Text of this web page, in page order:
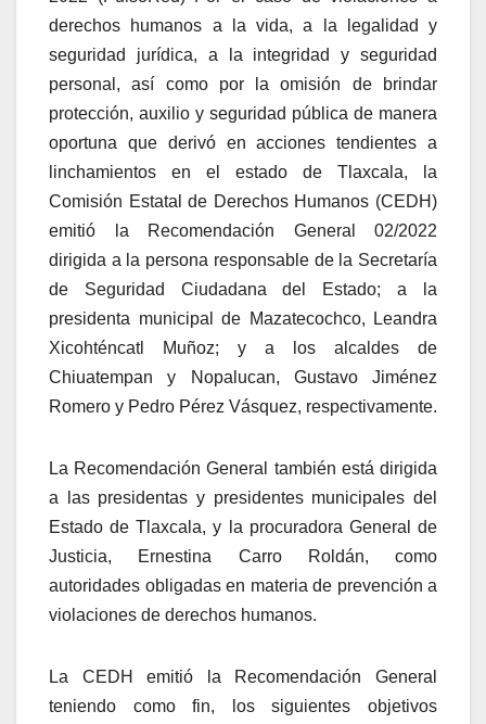
derechos humanos a la vida, a la legalidad y
seguridad jurídica, a la integridad y seguridad
personal, así como por la omisión de brindar
protección, auxilio y seguridad pública de manera
oportuna que derivó en acciones tendientes a
linchamientos en el estado de Tlaxcala, la
Comisión Estatal de Derechos Humanos (CEDH)
emitió la Recomendación General 02/2022
dirigida a la persona responsable de la Secretaría
de Seguridad Ciudadana del Estado; a la
presidenta municipal de Mazatecochco, Leandra
Xicohténcatl Muñoz; y a los alcaldes de
Chiuatempan y Nopalucan, Gustavo Jiménez
Romero y Pedro Pérez Vásquez, respectivamente.
La Recomendación General también está dirigida
a las presidentas y presidentes municipales del
Estado de Tlaxcala, y la procuradora General de
Justicia, Ernestina Carro Roldán, como
autoridades obligadas en materia de prevención a
violaciones de derechos humanos.
La CEDH emitió la Recomendación General
teniendo como fin, los siguientes objetivos